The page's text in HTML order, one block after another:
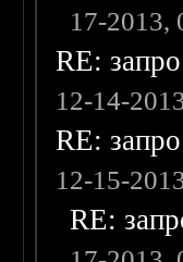
17-2013,
RE:
12-14-
RE:
12-15-
RE: